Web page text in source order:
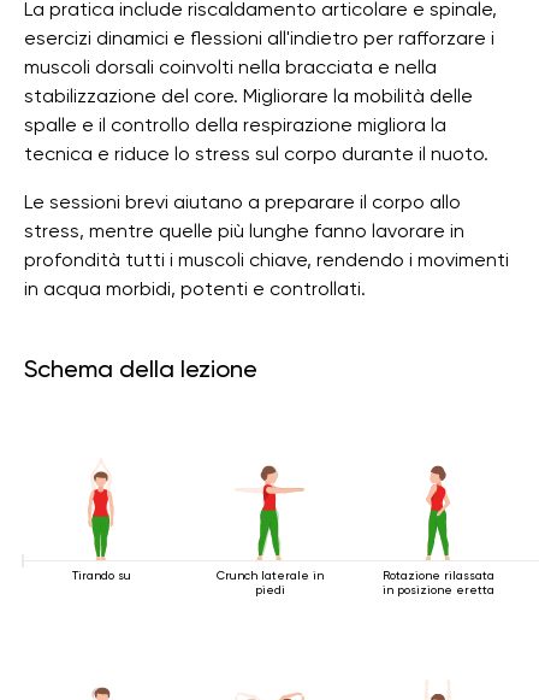
La pratica include riscaldamento articolare e spinale,
esercizi dinamici e flessioni all'indietro per rafforzare i
muscoli dorsali coinvolti nella bracciata e nella
stabilizzazione del core. Migliorare la mobilità delle
spalle e il controllo della respirazione migliora la
tecnica e riduce lo stress sul corpo durante il nuoto.
Le sessioni brevi aiutano a preparare il corpo allo
stress, mentre quelle più lunghe fanno lavorare in
profondità tutti i muscoli chiave, rendendo i movimenti
in acqua morbidi, potenti e controllati.
Schema della lezione
Tirando su
Crunch laterale in
piedi
Rotazione rilassata
in posizione eretta